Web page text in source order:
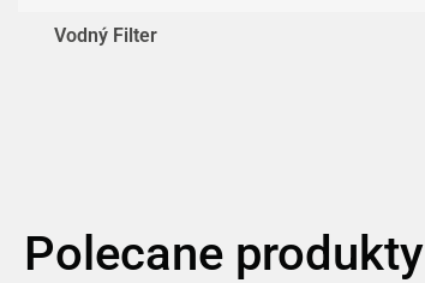
Vodný Filter
Polecane produkty